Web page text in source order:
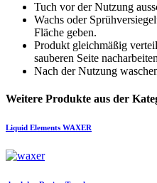
Tuch vor der Nutzung
Wachs oder
Fläche geben.
Produkt gleichmäßig
sauberen Seite
Nach der Nutzung
Weitere Produkte aus der
Liquid Elements WAXER